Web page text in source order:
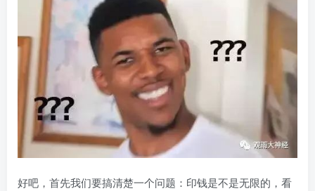
好吧，首先我们要搞清楚一个问题：印钱是不是无限的，看